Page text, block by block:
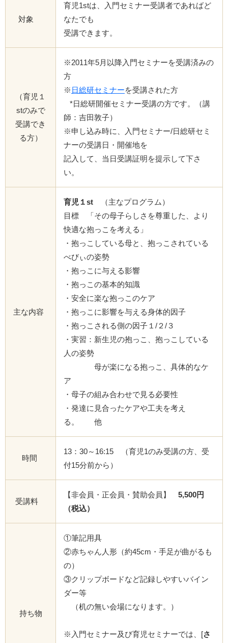
対象
育児1stは、入門セミナー受講者であればど
なたでも
受講できます。
（育児１
stのみで
受講でき
る方）
※2011年5月以降入門セミナーを受講済みの
方
※ 日総研セミナーを受講された方
*日総研開催セミナー受講の方です。（講
師：吉田敦子）
※申し込み時に、入門セミナー/日総研セミ
ナーの受講日・開催地を
記入して、当日受講証明を提示して下さ
い。
主な内容
育児１st （主なプログラム）
目標 「その母子らしさを尊重した、より
快適な抱っこを考える」
・抱っこしている母と、抱っこされている
べびぃの姿勢
・抱っこに与える影響
・抱っこの基本的知識
・安全に楽な抱っこのケア
・抱っこに影響を与える身体的因子
・抱っこされる側の因子１/２/３
・実習：新生児の抱っこ、抱っこしている
人の姿勢
母が楽になる抱っこ、具体的なケ
ア
・母子の組み合わせで見る必要性
・発達に見合ったケアや工夫を考え
る。 他
時間
13：30～16:15 （育児1のみ受講の方、受
付15分前から）
受講料
【非会員・正会員・賛助会員】 5,500円
（税込）
持ち物
①筆記用具
②赤ちゃん人形（約45cm・手足が曲がるも
の）
③クリップボードなど記録しやすいバイン
ダー等
（机の無い会場になります。）
※入門セミナー及び育児セミナーでは、[さ